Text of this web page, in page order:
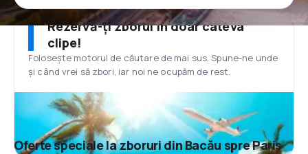
Rezervă-ți zborul în doar câteva
clipe!
Folosește motorul de căutare de mai sus. Spune-ne unde
și când vrei să zbori, iar noi ne ocupăm de rest.
Oferte speciale la zboruri din Bacău spre Paris